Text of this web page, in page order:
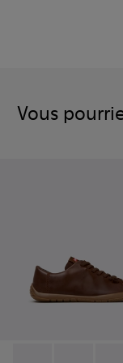
Vous